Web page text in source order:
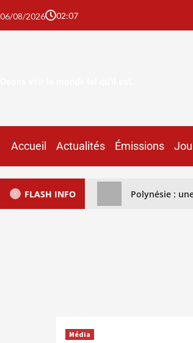
06/08/2026 02:07
Accueil Actualités Émissions
FLASH INFO Polynésie :
Média